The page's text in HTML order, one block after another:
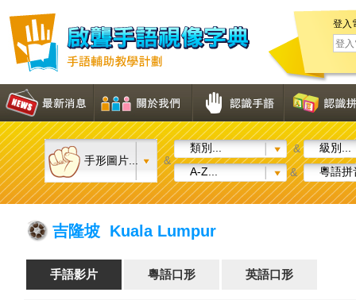
登入
手形圖片... &
類別... &
級別...
A-Z...
& 粵語拼
吉隆坡 Kuala Lumpur
手語影片 粵語口形 英語口形